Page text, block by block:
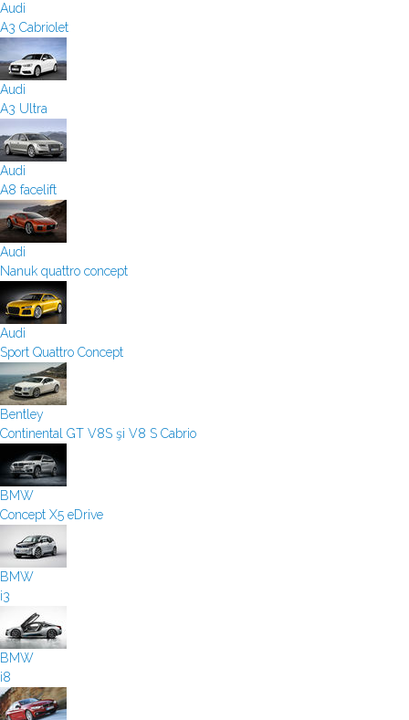
Audi
A3 Cabriolet
Audi
A3 Ultra
Audi
A8 facelift
Audi
Nanuk quattro concept
Audi
Sport Quattro Concept
Bentley
Continental GT V8S şi V8 S Cabrio
BMW
Concept X5 eDrive
BMW
i3
BMW
i8